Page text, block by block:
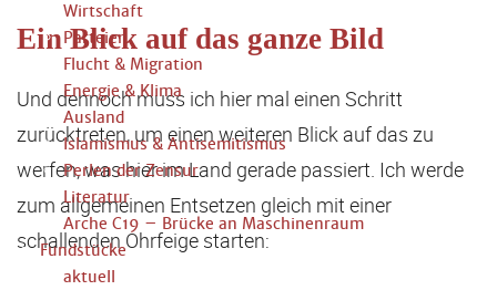
Wirtschaft
Parteien
Flucht & Migration
Energie & Klima
Ausland
Islamismus & Antisemitismus
Perlen der Zensur
Literatur
Arche C19 – Brücke an Maschinenraum
Fundstücke
aktuell
Ein Blick auf das ganze Bild
Und dennoch muss ich hier mal einen Schritt
zurücktreten, um einen weiteren Blick auf das zu
werfen, was hier im Land gerade passiert. Ich werde
zum allgemeinen Entsetzen gleich mit einer
schallenden Ohrfeige starten: